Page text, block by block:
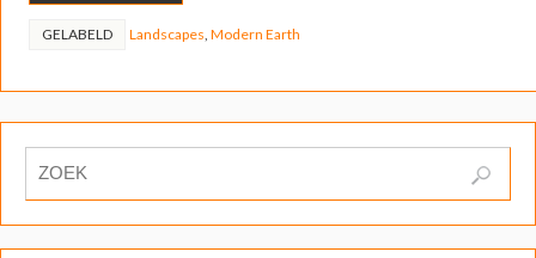
GELABELD Landscapes Modern Earth